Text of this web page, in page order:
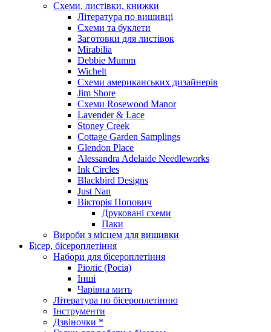
Схеми, листівки, книжки
Література по вишивці
Схеми та буклети
Заготовки для листівок
Mirabilia
Debbie Mumm
Wichelt
Схеми американських дизайнерів
Jim Shore
Cхеми Rosewood Manor
Lavender & Lace
Stoney Creek
Cottage Garden Samplings
Glendon Place
Alessandra Adelaide Needleworks
Ink Circles
Blackbird Designs
Just Nan
Вікторія Попович
Друковані схеми
Паки
Вироби з місцем для вишивки
Бісер, бісероплетіння
Набори для бісероплетіння
Ріоліс (Росія)
Інші
Чарівна мить
Література по бісероплетінню
Інструменти
Дзвіночки *